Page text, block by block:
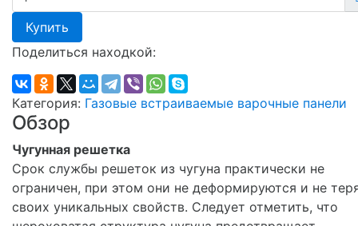
Купить
Поделиться находкой:
Категория: Газовые встраиваемые варочные панели
Обзор
Чугунная решетка
Срок службы решеток из чугуна практически не
ограничен, при этом они не деформируются и не
своих уникальных свойств. Следует отметить, что